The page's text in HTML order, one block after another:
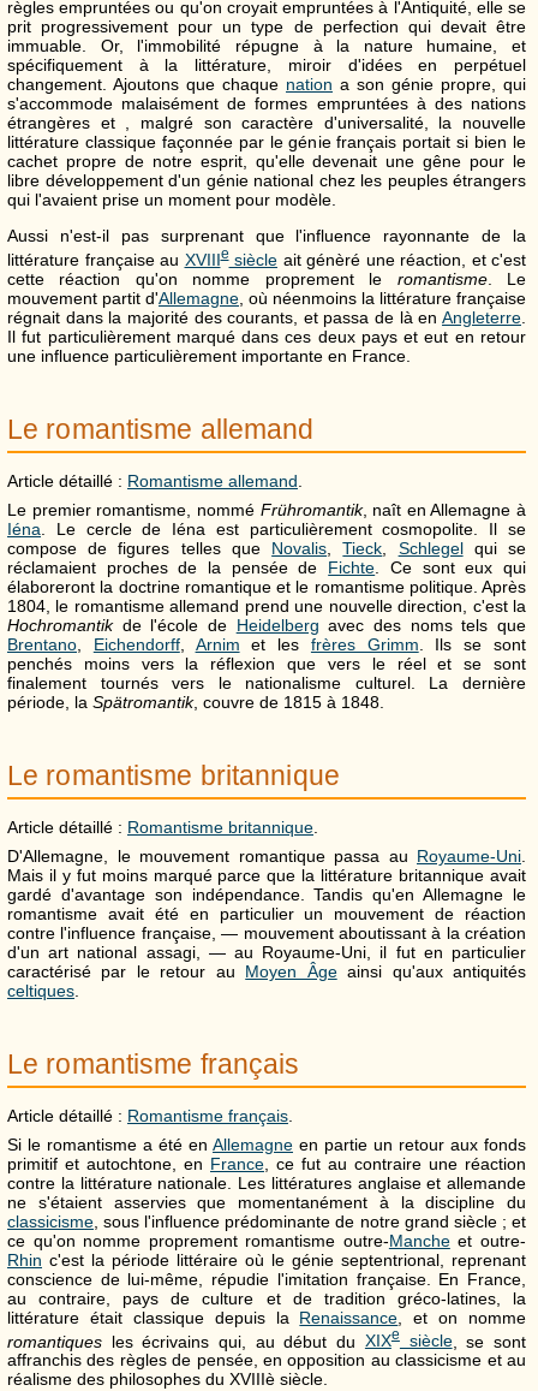
règles empruntées ou qu'on croyait empruntées à l'Antiquité, elle se
prit progressivement pour un type de perfection qui devait être
immuable. Or, l'immobilité répugne à la nature humaine, et
spécifiquement à la littérature, miroir d'idées en perpétuel
changement. Ajoutons que chaque nation a son génie propre, qui
s'accommode malaisément de formes empruntées à des nations
étrangères et , malgré son caractère d'universalité, la nouvelle
littérature classique façonnée par le génie français portait si bien le
cachet propre de notre esprit, qu'elle devenait une gêne pour le
libre développement d'un génie national chez les peuples étrangers
qui l'avaient prise un moment pour modèle.
Aussi n'est-il pas surprenant que l'influence rayonnante de la
littérature française au XVIIIesiècle ait génèré une réaction, et c'est
cette réaction qu'on nomme proprement le romantisme. Le
mouvement partit d'Allemagne , où néenmoins la littérature française
régnait dans la majorité des courants, et passa de là en Angleterre
Il fut particulièrement marqué dans ces deux pays et eut en retour
une influence particulièrement importante en France.
Le romantisme allemand
Article détaillé : Romantisme allemand
Le premier romantisme, nommé Frühromantik, naît en Allemagne à
Iéna . Le cercle de Iéna est particulièrement cosmopolite. Il se
compose de figures telles que Novalis ,Tieck Schlegelqui se
réclamaient proches de la pensée de Fichte . Ce sont eux qui
élaboreront la doctrine romantique et le romantisme politique. Après
1804, le romantisme allemand prend une nouvelle direction, c'est la
Hochromantikde l'école de Heidelberg avec des noms tels que
Brentano
Eichendorff, Arnim et les frères Grimm . Ils se sont
penchés moins vers la réflexion que vers le réel et se sont
finalement tournés vers le nationalisme culturel. La dernière
période, la Spätromantik, couvre de 1815 à 1848.
Le romantisme britannique
Article détaillé : Romantisme britannique
D'Allemagne, le mouvement romantique passa au Royaume-Uni
Mais il y fut moins marqué parce que la littérature britannique avait
gardé d'avantage son indépendance. Tandis qu'en Allemagne le
romantisme avait été en particulier un mouvement de réaction
contre l'influence française, — mouvement aboutissant à la création
d'un art national assagi, — au Royaume-Uni, il fut en particulier
caractérisé par le retour au Moyen Âgeainsi qu'aux antiquités
celtiques
Le romantisme français
Article détaillé : Romantisme français
Si le romantisme a été en Allemagne en partie un retour aux fonds
primitif et autochtone, en France , ce fut au contraire une réaction
contre la littérature nationale. Les littératures anglaise et allemande
ne s'étaient asservies que momentanément à la discipline du
classicisme , sous l'influence prédominante de notre grand siècle ; et
ce qu'on nomme proprement romantisme outre-Mancheet outre-
Rhin c'est la période littéraire où le génie septentrional, reprenant
conscience de lui-même, répudie l'imitation française. En France,
au contraire, pays de culture et de tradition gréco-latines, la
littérature était classique depuis la Renaissance , et on nomme
romantiques les écrivains qui, au début du XIXesiècle, se sont
affranchis des règles de pensée, en opposition au classicisme et au
réalisme des philosophes du XVIIIè siècle.